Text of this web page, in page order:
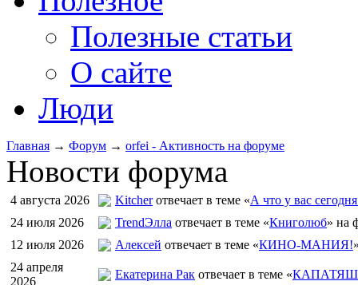
Полезные статьи
О сайте
Люди
Главная → Форум → orfei - Активность на форуме
Новости форума
4 августа 2026 Kitcherотвечает в теме «А что у вас
24 июля 2026
TrendЭлла отвечает в теме «Книголюб» на
12 июля 2026
Алексей отвечает в теме «КИНО-МАНИЯ!
24 апреля
2026
Екатерина Рак отвечает в теме «